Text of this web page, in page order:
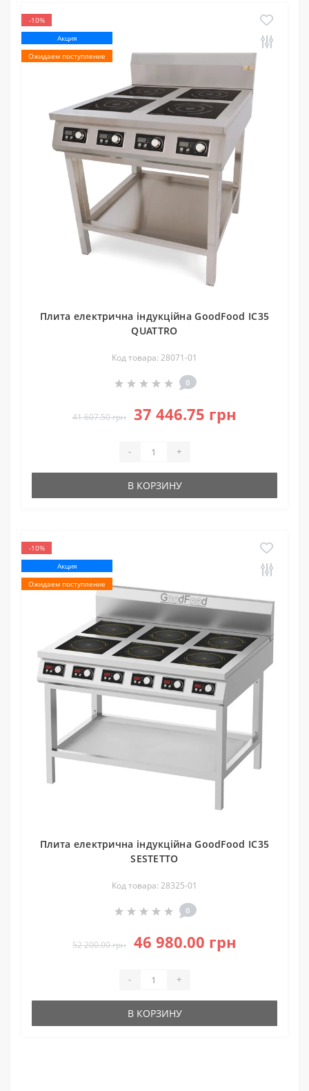
-10%
Акция
Ожидаем поступление
Плита електрична індукційна GoodFood IC35
QUATTRO
Код товара: 28071-01
0
41 607.50 грн 37 446.75 грн
- +
В КОРЗИНУ
-10%
Акция
Ожидаем поступление
Плита електрична індукційна GoodFood IC35
SESTETTO
Код товара: 28325-01
0
52 200.00 грн 46 980.00 грн
- +
В КОРЗИНУ